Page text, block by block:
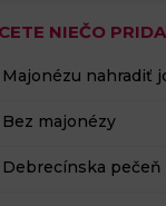
NIEČO
nahradiť
majonézy
pečeň